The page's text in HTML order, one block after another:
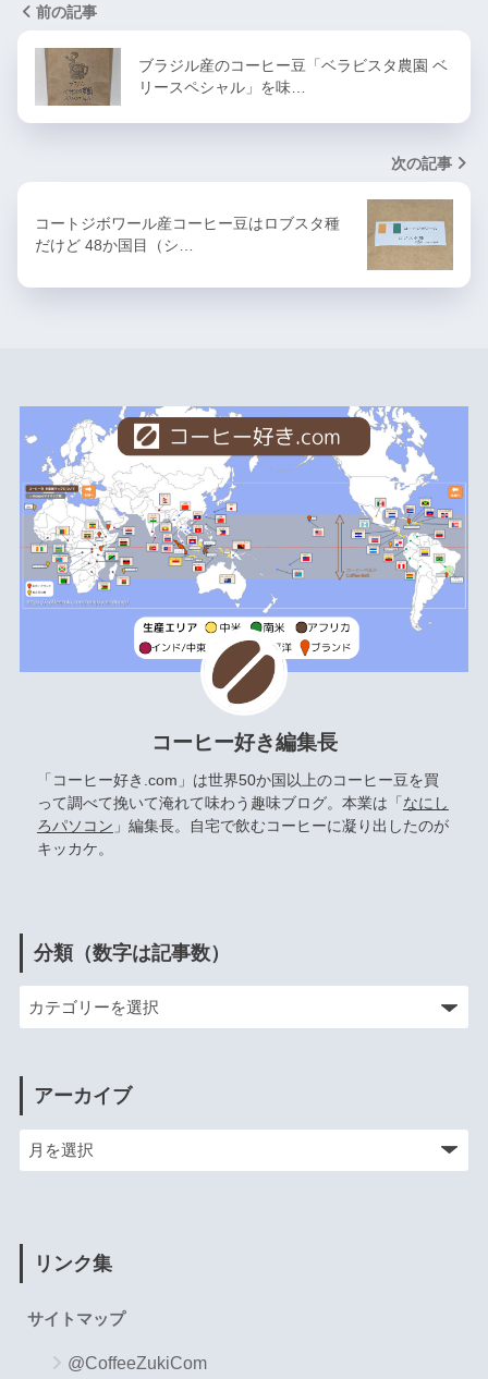
前の記事
ブラジル産のコーヒー豆「ベラビスタ農園 ベ
リースペシャル」を味…
次の記事
コートジボワール産コーヒー豆はロブスタ種
だけど 48か国目（シ…
コーヒー好き編集長
「コーヒー好き.com」は世界50か国以上のコーヒー豆を買
って調べて挽いて淹れて味わう趣味ブログ。本業は「 なにし
ろパソコン 」編集長。自宅で飲むコーヒーに凝り出したのが
キッカケ。
分類（数字は記事数）
アーカイブ
リンク集
サイトマップ
@CoffeeZukiCom